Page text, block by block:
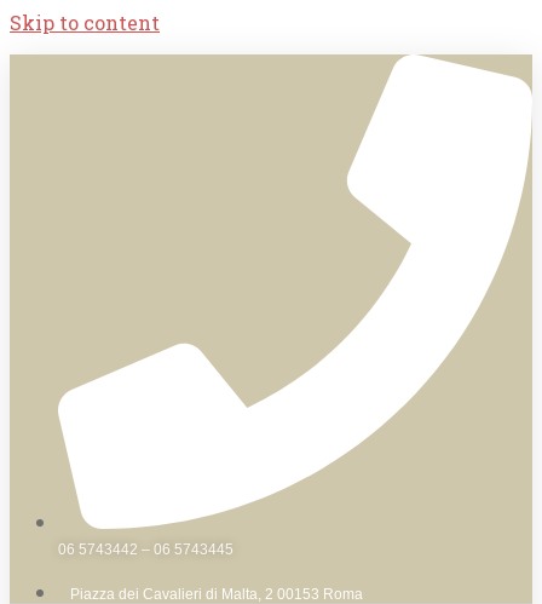
Skip to content
06 5743442 – 06 5743445
Piazza dei Cavalieri di Malta, 2 00153 Roma